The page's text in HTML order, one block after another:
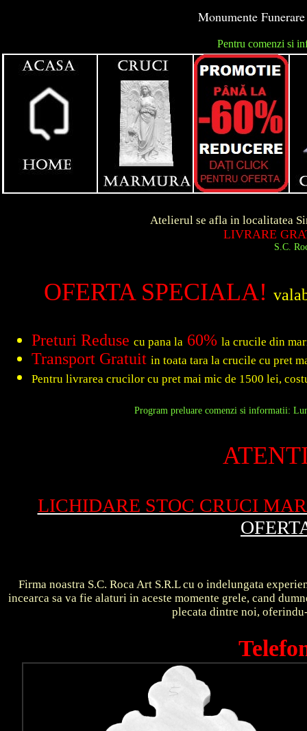
Monumente
Pentru comenzi si
Atelierul se afla in localitatea Simeria
LIVRARE GRATUITA
S.C. Roca Art
OFERTA SPECIALA!
Preturi Reduse cu pana la 60% la crucile din
Transport Gratuit in toata tara la crucile cu pret
Pentru livrarea crucilor cu pret mai mic de 1500 lei,
Program preluare comenzi si informatii:
LICHIDARE STOC CRUCI
Firma noastra S.C. Roca Art S.R.L cu o indelungata
incearca sa va fie alaturi in aceste momente grele, cand
plecata dintre noi,